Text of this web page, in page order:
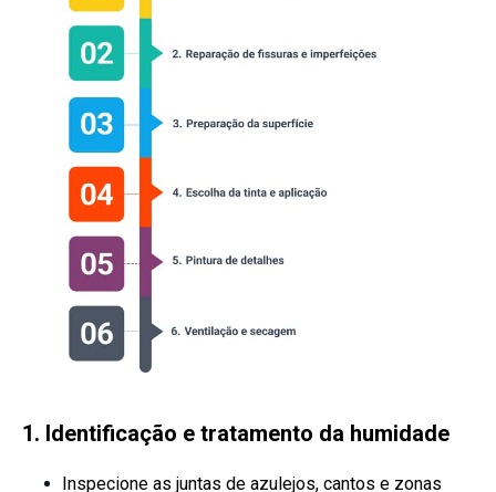
1. Identificação e tratamento da humidade
Inspecione as juntas de azulejos, cantos e zonas